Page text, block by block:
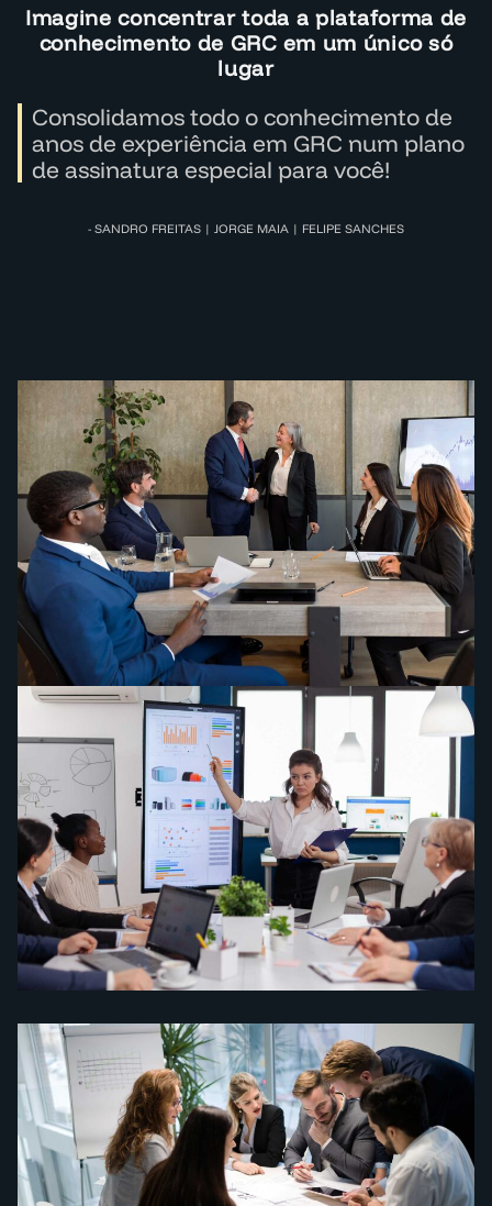
Imagine concentrar toda a plataforma de
conhecimento de GRC em um único só
lugar
Consolidamos todo o conhecimento de
anos de experiência em GRC num plano
de assinatura especial para você!
- SANDRO FREITAS | JORGE MAIA | FELIPE SANCHES